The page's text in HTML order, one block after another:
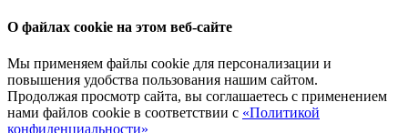
О файлах cookie на этом веб-сайте
Мы применяем файлы cookie для персонализации и
повышения удобства пользования нашим сайтом.
Продолжая просмотр сайта, вы соглашаетесь с применением
нами файлов cookie в соответствии с «Политикой
конфиденциальности»